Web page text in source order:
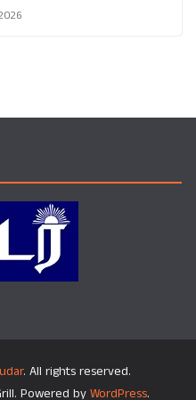
. All rights reserved.
Powered by WordPress.